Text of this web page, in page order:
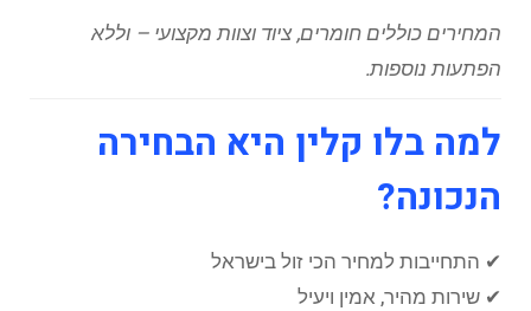
המחירים כוללים חומרים, ציוד וצוות מקצועי – וללא
הפתעות נוספות.
למה בלו קלין היא הבחירה
הנכונה?
✔ התחייבות למחיר הכי זול בישראל
✔ שירות מהיר, אמין ויעיל